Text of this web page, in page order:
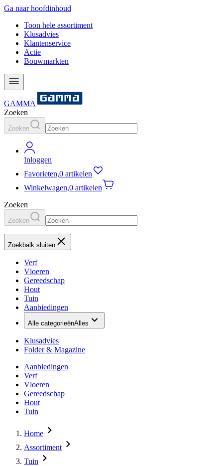
Ga naar hoofdinhoud
Toon hele assortiment
Klusadvies
Klantenservice
Actie
Bouwmarkten
GAMMA
Zoeken
Zoeken
Inloggen
Favorieten,0 artikelen
Winkelwagen,0 artikelen
Zoeken
Zoeken
Zoekbalk sluiten
Verf
Vloeren
Gereedschap
Hout
Tuin
Aanbiedingen
Alle categorieënAlles
Klusadvies
Folder & Magazine
Aanbiedingen
Verf
Vloeren
Gereedschap
Hout
Tuin
Home
Assortiment
Tuin